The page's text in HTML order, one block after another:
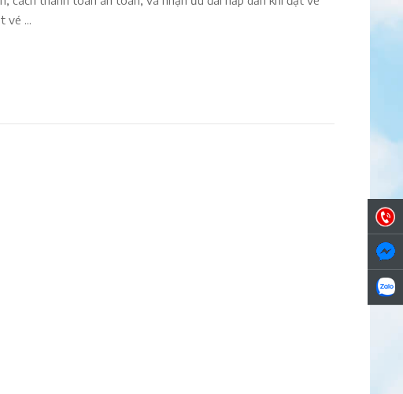
vé ...